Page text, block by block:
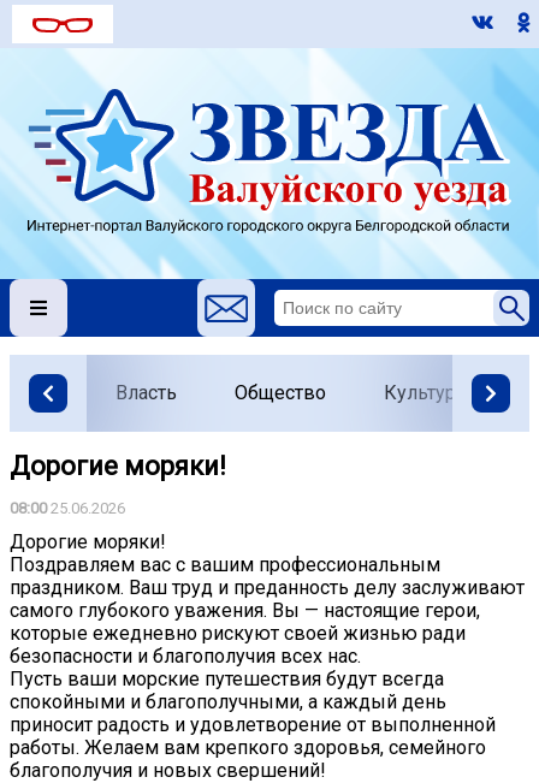
Власть Общество Культура
Дорогие моряки!
08:0025.06.2026
Дорогие моряки!
Поздравляем вас с вашим профессиональным
праздником. Ваш труд и преданность делу заслуживают
самого глубокого уважения. Вы — настоящие герои,
которые ежедневно рискуют своей жизнью ради
безопасности и благополучия всех нас.
Пусть ваши морские путешествия будут всегда
спокойными и благополучными, а каждый день
приносит радость и удовлетворение от выполненной
работы. Желаем вам крепкого здоровья, семейного
благополучия и новых свершений!